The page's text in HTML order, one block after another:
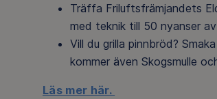
Träffa Friluftsfrämjandets
med teknik till 50 nyanser
Vill du grilla pinnbröd?
kommer även Skogsmulle
Läs mer här.